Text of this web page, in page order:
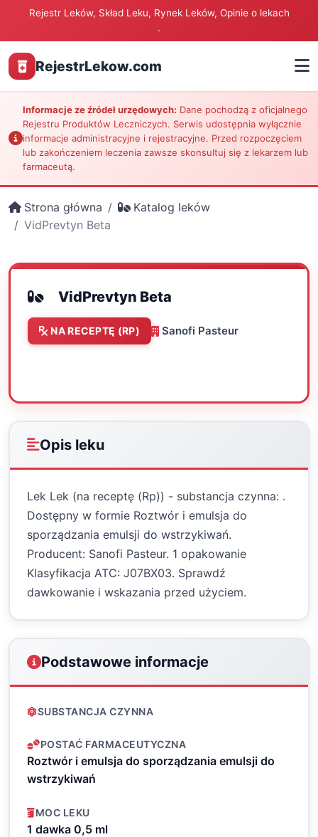
Rejestr Leków, Skład Leku, Rynek Leków, Opinie o lekach
.
RejestrLekow.com
Informacje ze źródeł urzędowych: Dane pochodzą z oficjalnego
Rejestru Produktów Leczniczych. Serwis udostępnia wyłącznie
informacje administracyjne i rejestracyjne. Przed rozpoczęciem
lub zakończeniem leczenia zawsze skonsultuj się z lekarzem lub
farmaceutą.
Strona główna
Katalog leków
VidPrevtyn Beta
VidPrevtyn Beta
NA RECEPTĘ (RP) Sanofi Pasteur
Opis leku
Lek Lek (na receptę (Rp)) - substancja czynna: .
Dostępny w formie Roztwór i emulsja do
sporządzania emulsji do wstrzykiwań.
Producent: Sanofi Pasteur. 1 opakowanie
Klasyfikacja ATC: J07BX03. Sprawdź
dawkowanie i wskazania przed użyciem.
Podstawowe informacje
SUBSTANCJA CZYNNA
POSTAĆ FARMACEUTYCZNA
Roztwór i emulsja do sporządzania emulsji do
wstrzykiwań
MOC LEKU
1 dawka 0,5 ml